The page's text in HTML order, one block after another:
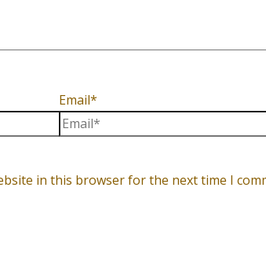
Email*
in this browser for the next time I